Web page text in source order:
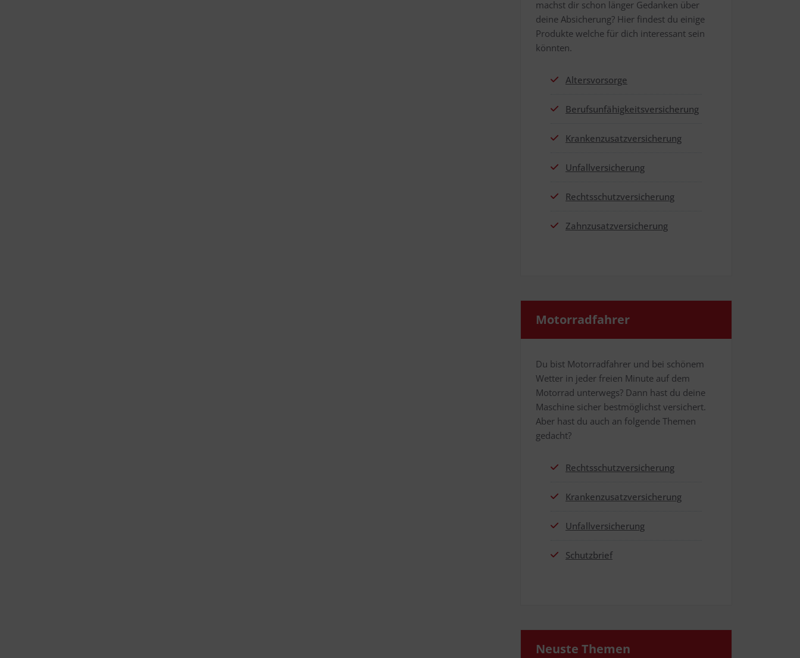
machst dir schon län­ger Gedan­ken über
dei­ne Absi­che­rung? Hier fin­dest du eini­ge
Pro­duk­te wel­che für dich inter­es­sant sein
könnten.
Alters­vor­sor­ge
Berufs­un­fä­hig­keits­ver­si­che­rung
Kran­ken­zu­satz­ver­si­che­rung
Unfall­ver­si­che­rung
Rechts­schutz­ver­si­che­rung
Zahn­zu­satz­ver­si­che­rung
Motor­rad­fah­rer
Du bist Motor­rad­fah­rer und bei schö­nem
Wet­ter in jeder frei­en Minu­te auf dem
Motor­rad unter­wegs? Dann hast du dei­ne
Maschi­ne sicher best­mög­lichst ver­si­chert.
Aber hast du auch an fol­gen­de The­men
gedacht?
Rechts­schutz­ver­si­che­rung
Kran­ken­zu­satz­ver­si­che­rung
Unfall­ver­si­che­rung
Schutz­brief
Neus­te Themen